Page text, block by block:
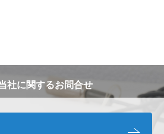
社に関するお問合せ